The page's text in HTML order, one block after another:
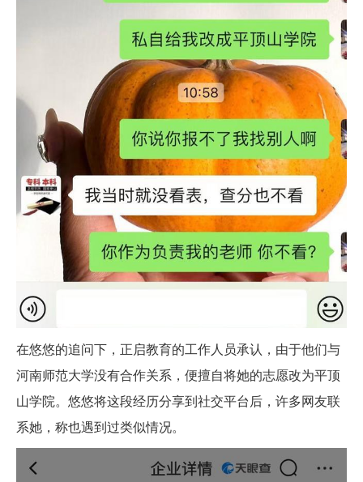
在悠悠的追问下，正启教育的工作人员承认，由于他们与
河南师范大学没有合作关系，便擅自将她的志愿改为平顶
山学院。悠悠将这段经历分享到社交平台后，许多网友联
系她，称也遇到过类似情况。